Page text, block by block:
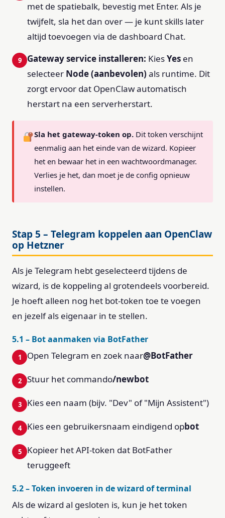
met de spatiebalk, bevestig met Enter. Als je
twijfelt, sla het dan over — je kunt skills later
altijd toevoegen via de dashboard Chat.
Gateway service installeren: KiesYes en
selecteer Node (aanbevolen) als runtime. Dit
zorgt ervoor dat OpenClaw automatisch
herstart na een serverherstart.
Sla het gateway-token op.Dit token verschijnt
eenmalig aan het einde van de wizard. Kopieer
het en bewaar het in een wachtwoordmanager.
Verlies je het, dan moet je de config opnieuw
instellen.
Stap 5 – Telegram koppelen aan OpenClaw
op Hetzner
Als je Telegram hebt geselecteerd tijdens de
wizard, is de koppeling al grotendeels voorbereid.
Je hoeft alleen nog het bot-token toe te voegen
en jezelf als eigenaar in te stellen.
5.1 – Bot aanmaken via BotFather
Open Telegram en zoek naar@BotFather
Stuur het commando/newbot
Kies een naam (bijv. "Dev" of "Mijn Assistent")
Kies een gebruikersnaam eindigend opbot
Kopieer het API-token dat BotFather
teruggeeft
5.2 – Token invoeren in de wizard of terminal
Als de wizard al gesloten is, kun je het token